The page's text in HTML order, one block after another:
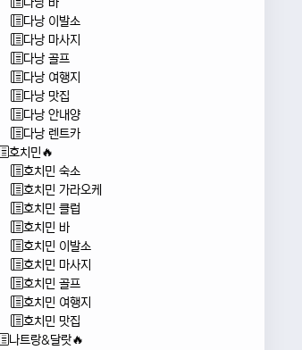
다낭 이발소
다낭 마사지
다낭 골프
다낭 여행지
다낭 맛집
다낭 안내양
다낭 렌트카
호치민🔥
호치민 숙소
호치민 가라오케
호치민 클럽
호치민 바
호치민 이발소
호치민 마사지
호치민 골프
호치민 여행지
호치민 맛집
나트랑&달랏🔥